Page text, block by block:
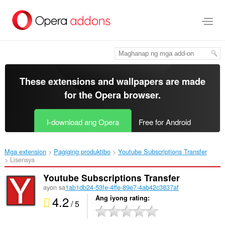
pangunahing
These extensions and wallpapers are made
for theOpera browser.
I-download ang Opera Free for Android
Mga extension Pagiging produktibo
Youtube Subscriptions Transfer‎
Lisensya
Youtube Subscriptions Transfer
ayon sa1ab1db24-53fe-4ffe-89e7-4ab42c3837af
4.2/ 5 Ang iyong rating